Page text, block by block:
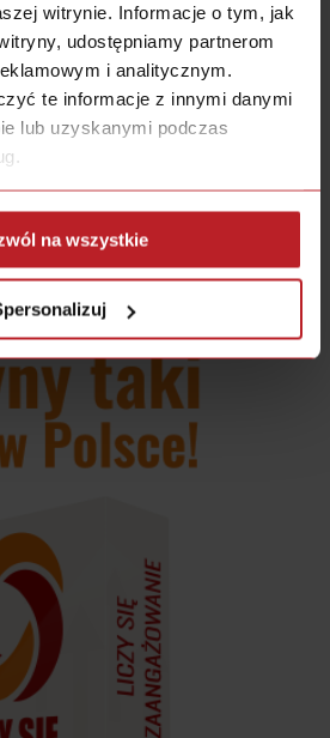
witrynie. Informacje o tym, jak
udostępniamy partnerom
i analitycznym.
te informacje z innymi danymi
lub uzyskanymi podczas
na wszystkie
Cześć!
Jestem Bartek. Moją mocną stroną
jest to, że potrafię znaleźć
rozwiązania tam, gdzie wszyscy
inni już bezradnie rozkładają ręce.
jest jakieś wyjście.
O "LICZY SIĘ WYNIK"